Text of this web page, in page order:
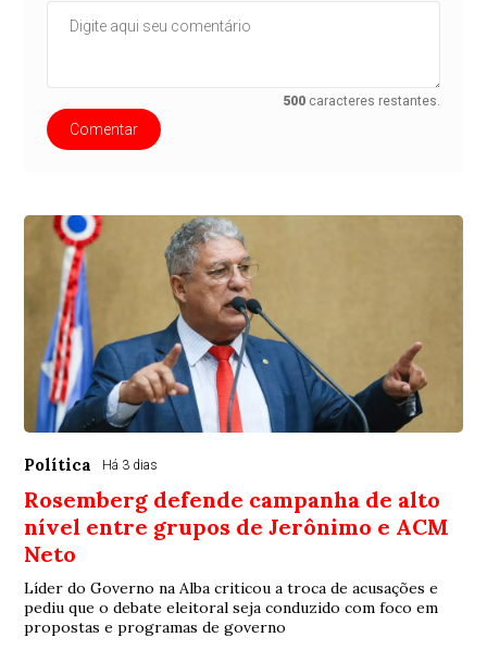
500 caracteres restantes.
Comentar
Política Há 3 dias
Rosemberg defende campanha de alto
nível entre grupos de Jerônimo e ACM
Neto
Líder do Governo na Alba criticou a troca de acusações e
pediu que o debate eleitoral seja conduzido com foco em
propostas e programas de governo